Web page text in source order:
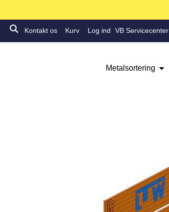
Kontakt os Kurv Log ind VB Servicecenter
Metalsortering